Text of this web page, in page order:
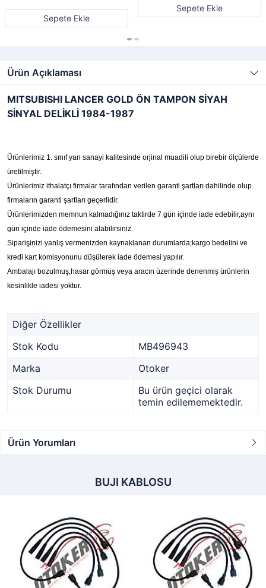
Sepete Ekle
Sepete Ekle
Ürün Açıklaması
MITSUBISHI LANCER GOLD ÖN TAMPON SİYAH
SİNYAL DELİKLİ 1984-1987
Ürünlerimiz 1. sınıf yan sanayi kalitesinde orjinal muadili olup birebir ölçülerde
üretilmiştir.
Ürünlerimiz ithalatçı firmalar tarafından verilen garanti şartları dahilinde olup
firmaların garanti şartları geçerlidir.
Ürünlerimizden memnun kalmadığınız taktirde 7 gün içinde iade edebilir,aynı
gün içinde iade ödemesini alabilirsiniz.
Siparişinizi yanlış vermenizden kaynaklanan durumlarda;kargo bedelini ve
kredi kart komisyonunu düşülerek iade ödemesi yapılır.
Ambalajı bozulmuş,hasar görmüş veya aracın üzerinde denenmiş ürünlerin
kesinlikle iadesi yoktur.
Diğer Özellikler
Stok Kodu
MB496943
Marka
Otoker
Stok Durumu
Bu ürün geçici olarak
temin edilememektedir.
Ürün Yorumları
BUJI KABLOSU